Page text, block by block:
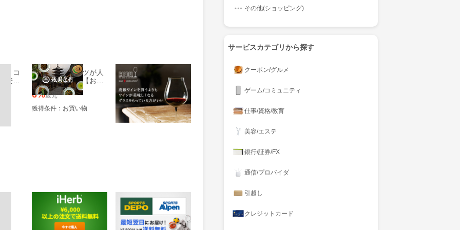
！コ
安値
本格抹茶スイーツが人
気！京都の老舗【お茶
専門店「祇園辻利」】
6%還元
獲得条件：お買い物
リーデルオンラインシ
ョップ
7%還元
獲得条件：お買い物
iHerb（アイハーブ）
1% 還元
スポーツデポ・ゴルフ
５・アルペン【公式オ
ンラインストア】
1.9%還元
その他(ショッピング)
サービスカテゴリから探す
クーポン/グルメ
ゲーム/コミュニティ
仕事/資格/教育
美容/エステ
銀行/証券/FX
通信/プロバイダ
引越し
クレジットカード